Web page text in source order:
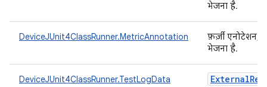
भेजना है.
DeviceJUnit4ClassRunner.MetricAnnotation
फ़र्ज़ी एनोटेशन,
भेजना है.
DeviceJUnit4ClassRunner.TestLogData External